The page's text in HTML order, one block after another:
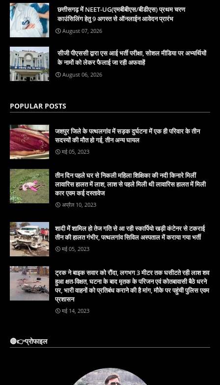
छत्तीसगढ़ में NEET-UG(एमबीबीएस/बीडीएस) प्रथम चरण
काउंसिलिंग हेतु 9 अगस्त से ऑनलाईन आवेदन प्रारंभ
August 07, 2026
सीजी पीएससी द्वारा एस आई भर्ती परीक्षा, सोशल मीडिया पर अभ्यर्थियों
के नामों को लेकर फैलाई जा रही अफवाहें
August 06, 2026
POPULAR POSTS
जशपुर जिले के पत्थलगांव में सड़क दुर्घटना में एक ही परिवार के तीन
सदस्यों की मौत हो गई, तीन अन्य घायल
मई 05, 2023
तीन दिन पहले घर से निकली महिला शिक्षिका की नदी किनारे मिलीं
लावारिस हालत में लाश, लाश से पहले मिली थी लावारिस हालत में मिली
कार एवम कई दस्तावेज
अप्रैल 10, 2023
शादी में शामिल हो तेज गति से आ रही स्कार्पियो खड़ी कंटेनर से टकराई
तीन की हालत गंभीर, पत्थलगांव सिविल अस्पताल में कराया गया भर्ती
मई 05, 2023
ट्रक ने बाइक सवार को रौंदा, लगभग 3 मीटर तक घसीटते रही लाश शव
हुआ क्षत-विक्षत, घटना के बाद मृतक के परिजन एवं कोतबावासी बैठे धरने
पर, भारी वाहनों को प्रतिबंध कराने की है मांग, मौके पर पहुंची पुलिस एवम
प्रशासन
मई 14, 2023
🔴👉प्रोफाइल